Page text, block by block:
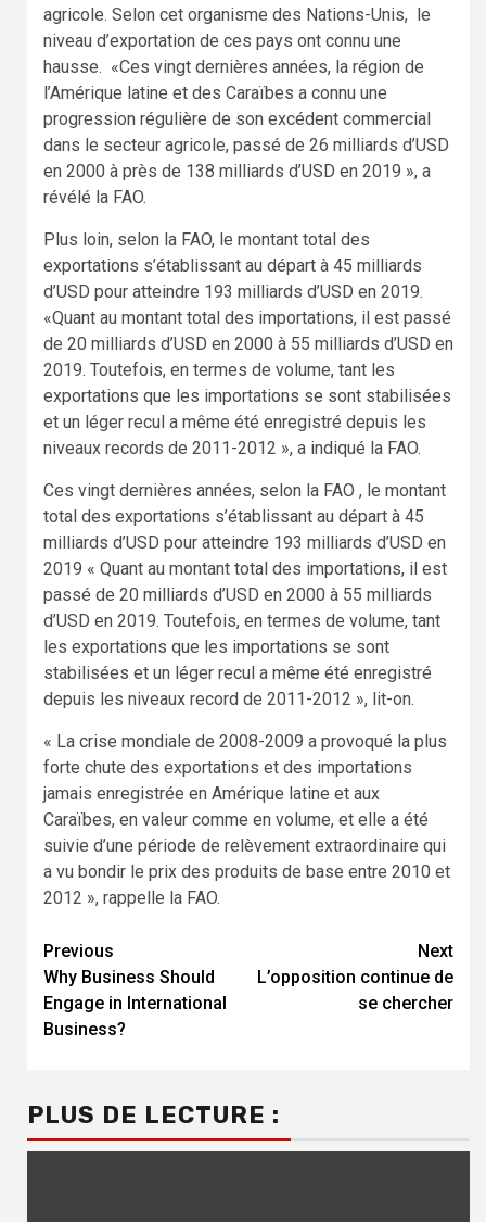
agricole. Selon cet organisme des Nations-Unis, le
niveau d’exportation de ces pays ont connu une
hausse. «Ces vingt dernières années, la région de
l’Amérique latine et des Caraïbes a connu une
progression régulière de son excédent commercial
dans le secteur agricole, passé de 26 milliards d’USD
en 2000 à près de 138 milliards d’USD en 2019 », a
révélé la FAO.
Plus loin, selon la FAO, le montant total des
exportations s’établissant au départ à 45 milliards
d’USD pour atteindre 193 milliards d’USD en 2019.
«Quant au montant total des importations, il est passé
de 20 milliards d’USD en 2000 à 55 milliards d’USD en
2019. Toutefois, en termes de volume, tant les
exportations que les importations se sont stabilisées
et un léger recul a même été enregistré depuis les
niveaux records de 2011-2012 », a indiqué la FAO.
Ces vingt dernières années, selon la FAO , le montant
total des exportations s’établissant au départ à 45
milliards d’USD pour atteindre 193 milliards d’USD en
2019 « Quant au montant total des importations, il est
passé de 20 milliards d’USD en 2000 à 55 milliards
d’USD en 2019. Toutefois, en termes de volume, tant
les exportations que les importations se sont
stabilisées et un léger recul a même été enregistré
depuis les niveaux record de 2011-2012 », lit-on.
« La crise mondiale de 2008-2009 a provoqué la plus
forte chute des exportations et des importations
jamais enregistrée en Amérique latine et aux
Caraïbes, en valeur comme en volume, et elle a été
suivie d’une période de relèvement extraordinaire qui
a vu bondir le prix des produits de base entre 2010 et
2012 », rappelle la FAO.
Continue
Reading
Previous
Why Business Should
Engage in International
Business?
Next
L’opposition continue de
se chercher
PLUS DE LECTURE :